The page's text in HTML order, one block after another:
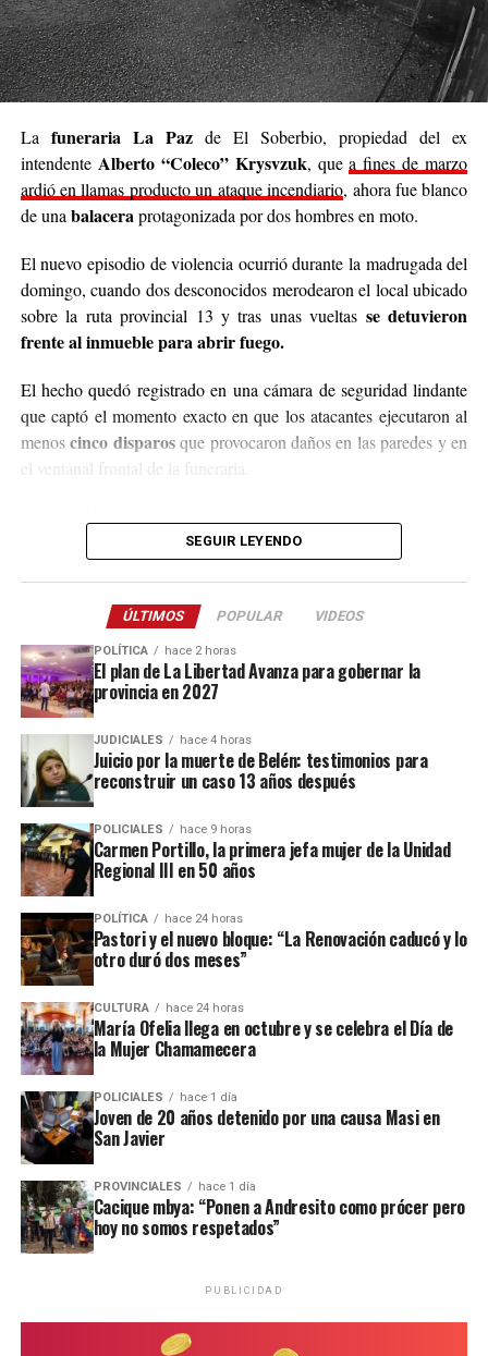
decide sumar su granito de arena, ya sea concamperas,
buzos, sacos, frazadas, colchas, mantas, bufandas,
gorros, guantes y todo lo que pueda abrigar.
Cabe destacar que para mediados de mayo será la
entrega de donaciones y tienen planificado realizar ollas
populares de arroz con pollo, por lo que también
recibirán donaciones de alimentos no perecederos.
Para comunicarse con el organizador de la iniciativa,
podrán enviar mensajes, audios o realizar llamadas al
3764140551
o a través de Instagram
@agustin_pineiroo
La funeraria La Pazde El Soberbio, propiedad del ex
intendente Alberto “Coleco” Krysvzuk, quea fines de marzo
ardió en llamas producto un ataque incendiario, ahora fue blanco
de una balacera protagonizada por dos hombres en moto.
El nuevo episodio de violencia ocurrió durante la madrugada del
domingo, cuando dos desconocidos merodearon el local ubicado
sobre la ruta provincial 13 y tras unas vueltas se detuvieron
frente al inmueble para abrir fuego.
El hecho quedó registrado en una cámara de seguridad lindante
que captó el momento exacto en que los atacantes ejecutaron al
menoscinco disparosque provocaron daños en las paredes y en
el ventanal frontal de la funeraria.
hacia el acceso a El Soberbio y en el lugar intervino el personal
Este ataque se suma a otros tantos episodios similares registrados
recientemente en contra de comercios o propiedades vinculadas a
Coleco, ex intendente de El Soberbio que en 2013 fue destituido
del cargo por acusaciones de
asociación ilícita.
En el listado de hechos recientes figuran un incendio de cabañas
en el complejoTío Colecoa fines de la semana pasada y otro
ataque similar a la funeraria ahora baleada en a fines de marzo.
Todos los episodios son investigados por el personal de la
comisaría local, aunque hasta el momento no se conocieron
mayores novedades.
SEGUIR LEYENDO
ÚLTIMOS POPULAR VIDEOS
POLÍTICA hace 2 horas
El plan de La Libertad Avanza para gobernar la
provincia en 2027
JUDICIALES hace 4 horas
Juicio por la muerte de Belén: testimonios para
reconstruir un caso 13 años después
POLICIALES hace 9 horas
Carmen Portillo, la primera jefa mujer de la Unidad
Regional III en 50 años
POLÍTICA hace 24 horas
Pastori y el nuevo bloque: “La Renovación caducó y lo
otro duró dos meses”
CULTURA hace 24 horas
María Ofelia llega en octubre y se celebra el Día de
la Mujer Chamamecera
POLICIALES hace 1 día
Joven de 20 años detenido por una causa Masi en
San Javier
PROVINCIALES hace 1 día
Cacique mbya: “Ponen a Andresito como prócer pero
hoy no somos respetados”
PUBLICIDAD